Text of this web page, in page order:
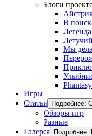
Блоги
Айстрия
В
Мы
Игры
Статьи
Подробнее:
Обзоры игр
Разные
Галерея
Подробнее: